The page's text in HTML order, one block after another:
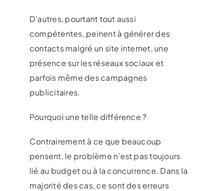
D’autres, pourtant tout aussi
compétentes, peinent à générer des
contacts malgré un site internet, une
présence sur les réseaux sociaux et
parfois même des campagnes
publicitaires.
Pourquoi une telle différence ?
Contrairement à ce que beaucoup
pensent, le problème n’est pas toujours
lié au budget ou à la concurrence. Dans la
majorité des cas, ce sont des erreurs